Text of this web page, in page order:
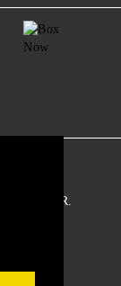
с GDPR.